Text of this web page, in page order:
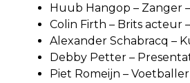
Huub Hangop – Zanger
Colin Firth – Brits acteur
Alexander Schabracq –
Debby Petter –
Piet Romeijn –